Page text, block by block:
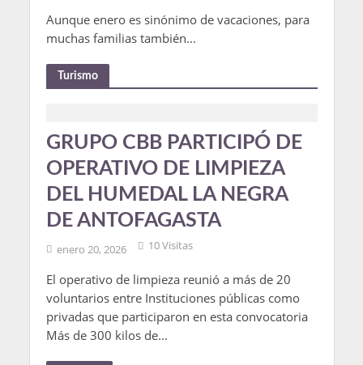
Aunque enero es sinónimo de vacaciones, para
muchas familias también...
Turismo
GRUPO CBB PARTICIPÓ DE
OPERATIVO DE LIMPIEZA
DEL HUMEDAL LA NEGRA
DE ANTOFAGASTA
enero 20, 2026 10 Visitas
El operativo de limpieza reunió a más de 20
voluntarios entre Instituciones públicas como
privadas que participaron en esta convocatoria
Más de 300 kilos de...